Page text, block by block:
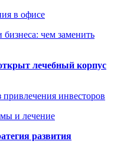
в офисе
чем заменить
лечебный корпус
инвесторов
и лечение
развития